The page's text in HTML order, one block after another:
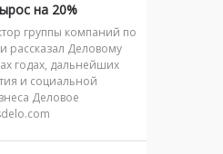
на 20%
группы компаний по
рассказал Деловому
годах, дальнейших
и социальной
Деловое